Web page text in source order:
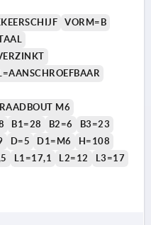
VORM=B
M6
B1=28 B2=6
B3=23
D=5 D1=M6
H=108
L1=17,1 L2=12
L3=17